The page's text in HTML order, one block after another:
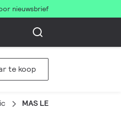
nieuwsbrief
te koop
MAS LEDtube 1500mm HO